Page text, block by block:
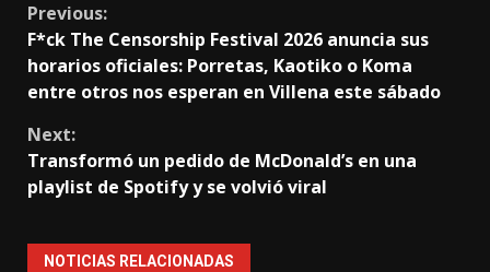
Continue
Reading
Previous:
F*ck The Censorship Festival 2026 anuncia sus
horarios oficiales: Porretas, Kaotiko o Koma
entre otros nos esperan en Villena este sábado
Next:
Transformó un pedido de McDonald’s en una
playlist de Spotify y se volvió viral
NOTICIAS RELACIONADAS